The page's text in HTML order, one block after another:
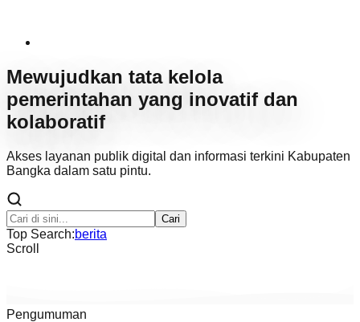
Mewujudkan tata kelola
pemerintahan yang inovatif dan
kolaboratif
Akses layanan publik digital dan informasi terkini Kabupaten
Bangka dalam satu pintu.
Cari
Top Search:berita
Scroll
Pengumuman